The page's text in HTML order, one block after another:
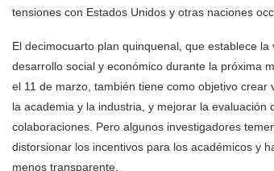
tensiones con Estados Unidos y otras naciones
El decimocuarto plan quinquenal, que establece
desarrollo social y económico durante la próxima
el 11 de marzo, también tiene como objetivo crear
la academia y la industria, y mejorar la evaluación
colaboraciones. Pero algunos investigadores
distorsionar los incentivos para los académicos y
menos transparente.